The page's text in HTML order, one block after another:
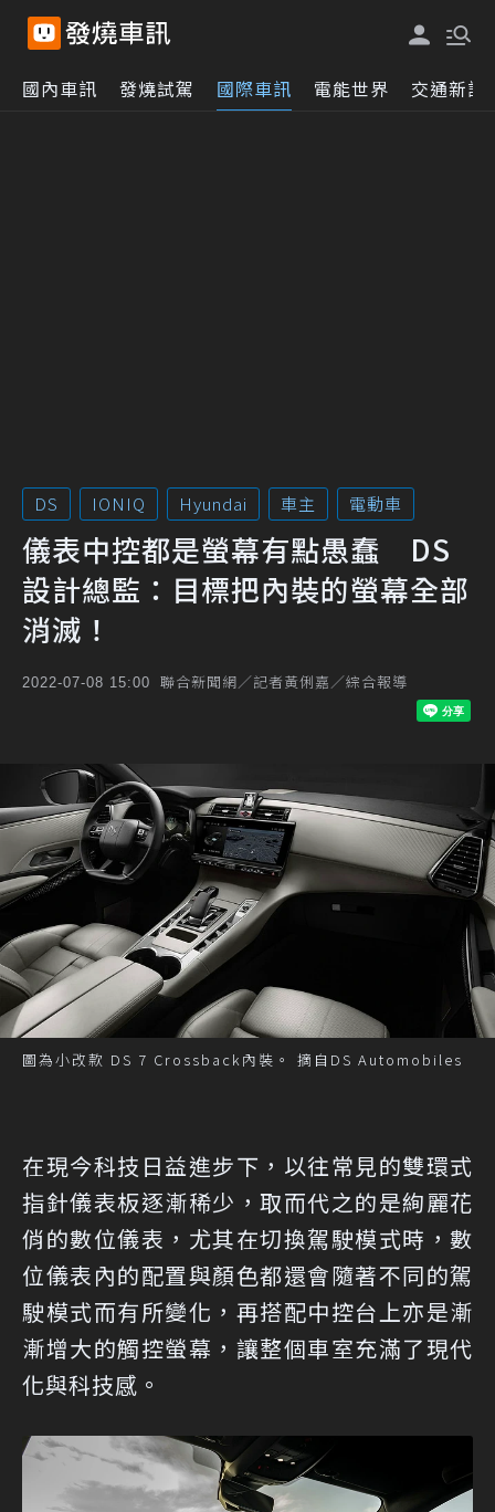
國內車訊 發燒試駕 國際車訊 電能世界 交通新訊
DS IONIQ Hyundai 車主 電動車
儀表中控都是螢幕有點愚蠢 DS
設計總監：目標把內裝的螢幕全部
消滅！
2022-07-08 15:00 聯合新聞網／記者黃俐嘉／綜合報導
圖為小改款 DS 7 Crossback內裝。 摘自DS Automobiles
在現今科技日益進步下，以往常見的雙環式
指針儀表板逐漸稀少，取而代之的是絢麗花
俏的數位儀表，尤其在切換駕駛模式時，數
位儀表內的配置與顏色都還會隨著不同的駕
駛模式而有所變化，再搭配中控台上亦是漸
漸增大的觸控螢幕，讓整個車室充滿了現代
化與科技感。